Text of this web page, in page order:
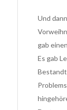
Und
gab
Es gab